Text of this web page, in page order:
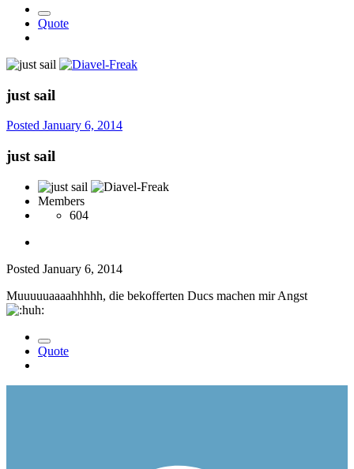
Quote
just sail
Posted January 6, 2014
just sail
Members
604
Posted January 6, 2014
Muuuuuaaaahhhhh, die bekofferten Ducs machen mir Angst
Quote